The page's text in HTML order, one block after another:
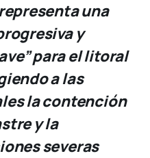
una
y
para el litoral
a las
la contención
y la
severas